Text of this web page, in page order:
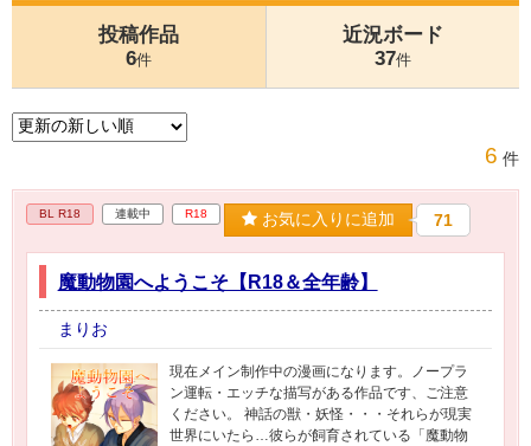
投稿作品
6件
近況ボード
37件
6 件
BL R18 連載中 R18 お気に入りに追加 71
魔動物園へようこそ【R18＆全年齢】
まりお
現在メイン制作中の漫画になります。ノープラ
ン運転・エッチな描写がある作品です、ご注意
ください。 神話の獣・妖怪・・・それらが現実
世界にいたら…彼らが飼育されている「魔動物